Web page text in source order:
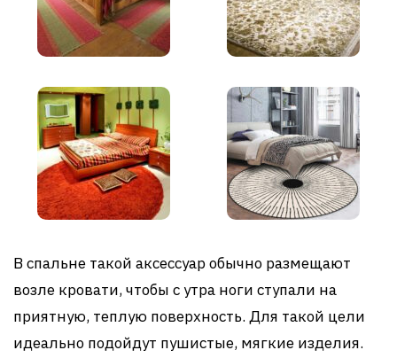
В спальне такой аксессуар обычно размещают
возле кровати, чтобы с утра ноги ступали на
приятную, теплую поверхность. Для такой цели
идеально подойдут пушистые, мягкие изделия.